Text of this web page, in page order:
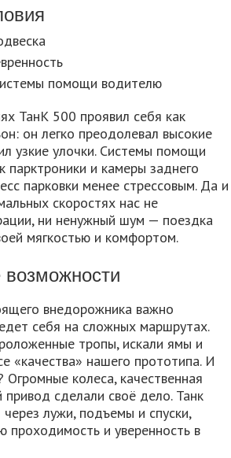
помощи водителю
ТанК 500 проявил себя как
он легко преодолевал высокие
узкие улочки. Системы помощи
парктроники и камеры заднего
парковки менее стрессовым. Да и
скоростях нас не
ни ненужный шум — поездка
мягкостью и комфортом.
внедорожника важно
себя на сложных маршрутах.
тропы, искали ямы и
«качества» нашего прототипа. И
колеса, качественная
сделали своё дело. Танк
через лужи, подъемы и спуски,
проходимость и уверенность в